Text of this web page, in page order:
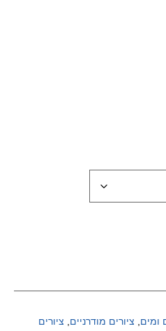
ומים, ציורים מודרניים, ציורים